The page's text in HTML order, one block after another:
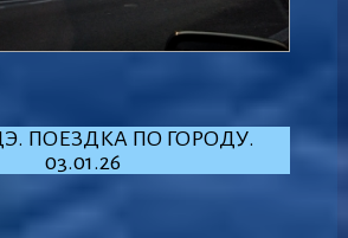
ПОЕЗДКА ПО ГОРОДУ.
03.01.26